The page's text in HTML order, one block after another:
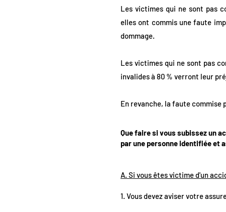
Les victimes qui ne sont pas
elles ont commis une faute
dommage.
Les victimes qui ne sont pas
invalides à 80 % verront leur
En revanche, la faute
Que faire si vous subissez un
par une personne identifiée et
A. Si vous êtes victime d'un
1. Vous devez aviser votre